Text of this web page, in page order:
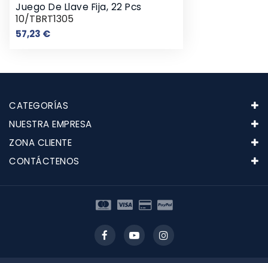
Juego De Llave Fija, 22 Pcs
10/TBRT1305
57,23 €Precio
CATEGORÍAS
NUESTRA EMPRESA
ZONA CLIENTE
CONTÁCTENOS